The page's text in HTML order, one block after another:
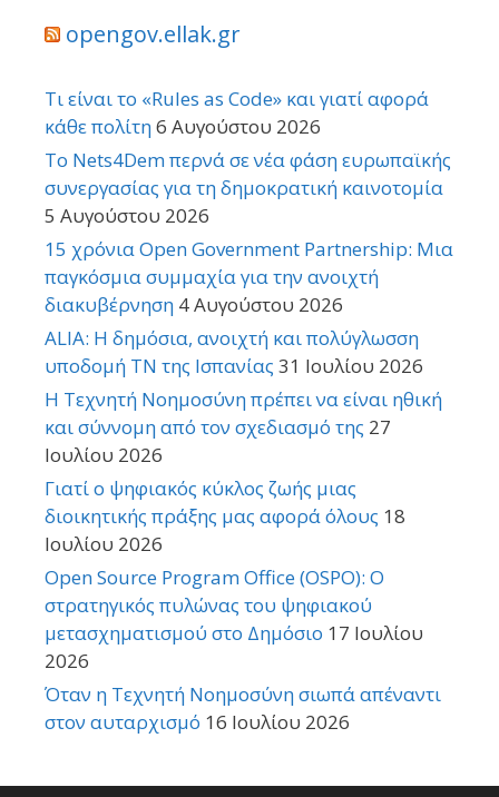
opengov.ellak.gr
Τι είναι το «Rules as Code» και γιατί αφορά
κάθε πολίτη6 Αυγούστου 2026
Το Nets4Dem περνά σε νέα φάση ευρωπαϊκής
συνεργασίας για τη δημοκρατική καινοτομία
5 Αυγούστου 2026
15 χρόνια Open Government Partnership: Μια
παγκόσμια συμμαχία για την ανοιχτή
διακυβέρνηση 4 Αυγούστου 2026
ALIA: Η δημόσια, ανοιχτή και πολύγλωσση
υποδομή ΤΝ της Ισπανίας 31 Ιουλίου 2026
Η Τεχνητή Νοημοσύνη πρέπει να είναι ηθική
και σύννομη από τον σχεδιασμό της 27
Ιουλίου 2026
Γιατί ο ψηφιακός κύκλος ζωής μιας
διοικητικής πράξης μας αφορά όλους 18
Ιουλίου 2026
Open Source Program Office (OSPO): Ο
στρατηγικός πυλώνας του ψηφιακού
μετασχηματισμού στο Δημόσιο 17 Ιουλίου
2026
Όταν η Τεχνητή Νοημοσύνη σιωπά απέναντι
στον αυταρχισμό 16 Ιουλίου 2026